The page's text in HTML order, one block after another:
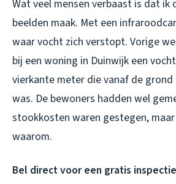
Wat veel mensen verbaast is dat ik
beelden maak. Met een
waar vocht zich verstopt. Vorige
bij een woning in Duinwijk een
vierkante meter die vanaf de
was. De bewoners hadden wel
stookkosten waren gestegen,
waarom.
Bel direct voor een gratis